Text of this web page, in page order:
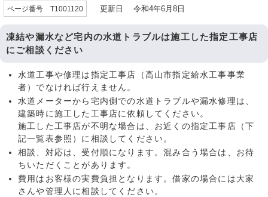
ページ番号 T1001120 更新日 令和4年6月8日
凍結や漏水など宅内の水道トラブルは施工した指定工事店
にご相談ください
水道工事や修理は指定工事店（高山市指定給水工事事業
者）でなければ行えません。
水道メーターから宅内側での水道トラブルや漏水修理は、
建築時に施工した工事店に依頼してください。
施工した工事店が不明な場合は、お近くの指定工事店（下
記一覧表参照）に相談してください。
相談、対応は、受付順になります。混み合う場合は、お待
ちいただくことがあります。
費用はお客様の実費負担となります。借家の場合には大家
さんや管理人に相談してください。